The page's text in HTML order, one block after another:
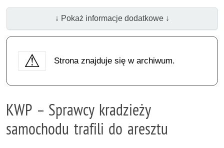
↓ Pokaż informacje dodatkowe ↓
Strona znajduje się w archiwum.
KWP – Sprawcy kradzieży
samochodu trafili do aresztu